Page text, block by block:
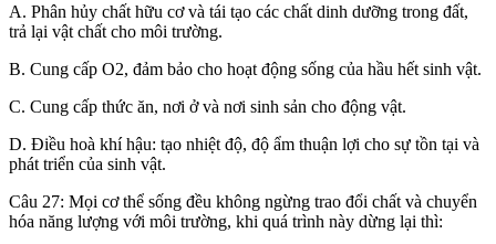
A. Phân hủy chất hữu cơ và tái tạo các chất dinh dưỡng trong đất,
trả lại vật chất cho môi trường.
B. Cung cấp O2, đảm bảo cho hoạt động sống của hầu hết sinh vật.
C. Cung cấp thức ăn, nơi ở và nơi sinh sản cho động vật.
D. Điều hoà khí hậu: tạo nhiệt độ, độ ẩm thuận lợi cho sự tồn tại và
phát triển của sinh vật.
Câu 27: Mọi cơ thể sống đều không ngừng trao đổi chất và chuyển
hóa năng lượng với môi trường, khi quá trình này dừng lại thì: